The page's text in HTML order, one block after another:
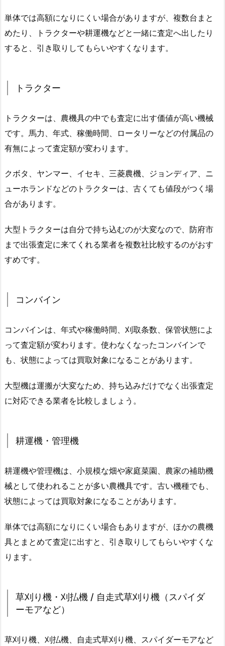
単体では高額になりにくい場合がありますが、複数台まと
めたり、トラクターや耕運機などと一緒に査定へ出したり
すると、引き取りしてもらいやすくなります。
トラクター
トラクターは、農機具の中でも査定に出す価値が高い機械
です。馬力、年式、稼働時間、ロータリーなどの付属品の
有無によって査定額が変わります。
クボタ、ヤンマー、イセキ、三菱農機、ジョンディア、ニ
ューホランドなどのトラクターは、古くても値段がつく場
合があります。
大型トラクターは自分で持ち込むのが大変なので、防府市
まで出張査定に来てくれる業者を複数社比較するのがおす
すめです。
コンバイン
コンバインは、年式や稼働時間、刈取条数、保管状態によ
って査定額が変わります。使わなくなったコンバインで
も、状態によっては買取対象になることがあります。
大型機は運搬が大変なため、持ち込みだけでなく出張査定
に対応できる業者を比較しましょう。
耕運機・管理機
耕運機や管理機は、小規模な畑や家庭菜園、農家の補助機
械として使われることが多い農機具です。古い機種でも、
状態によっては買取対象になることがあります。
単体では高額になりにくい場合もありますが、ほかの農機
具とまとめて査定に出すと、引き取りしてもらいやすくな
ります。
草刈り機・刈払機 / 自走式草刈り機（スパイダ
ーモアなど）
草刈り機、刈払機、自走式草刈り機、スパイダーモアなど